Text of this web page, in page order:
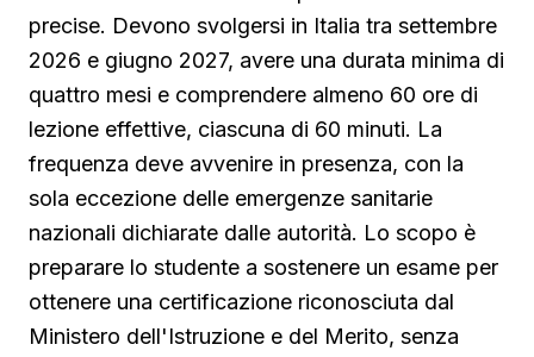
precise. Devono svolgersi in Italia tra settembre
2026 e giugno 2027, avere una durata minima di
quattro mesi e comprendere almeno 60 ore di
lezione effettive, ciascuna di 60 minuti. La
frequenza deve avvenire in presenza, con la
sola eccezione delle emergenze sanitarie
nazionali dichiarate dalle autorità. Lo scopo è
preparare lo studente a sostenere un esame per
ottenere una certificazione riconosciuta dal
Ministero dell'Istruzione e del Merito, senza